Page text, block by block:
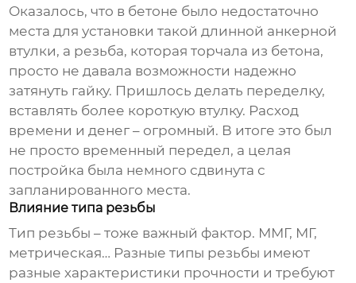
Оказалось, что в бетоне было недостаточно
места для установки такой длинной анкерной
втулки, а резьба, которая торчала из бетона,
просто не давала возможности надежно
затянуть гайку. Пришлось делать переделку,
вставлять более короткую втулку. Расход
времени и денег – огромный. В итоге это был
не просто временный передел, а целая
постройка была немного сдвинута с
запланированного места.
Влияние типа резьбы
Тип резьбы – тоже важный фактор. ММГ, МГ,
метрическая… Разные типы резьбы имеют
разные характеристики прочности и требуют